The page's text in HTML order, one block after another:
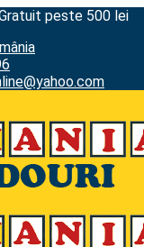
peste 500 lei